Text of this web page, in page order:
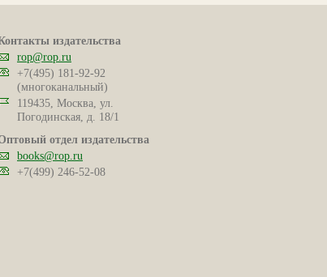
издательства
rop@rop.ru
+7(495) 181-92-92
(многоканальный)
119435, Москва, ул.
Погодинская, д. 18/1
отдел издательства
books@rop.ru
+7(499) 246-52-08